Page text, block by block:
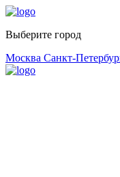
Выберите город
Москва Санкт-